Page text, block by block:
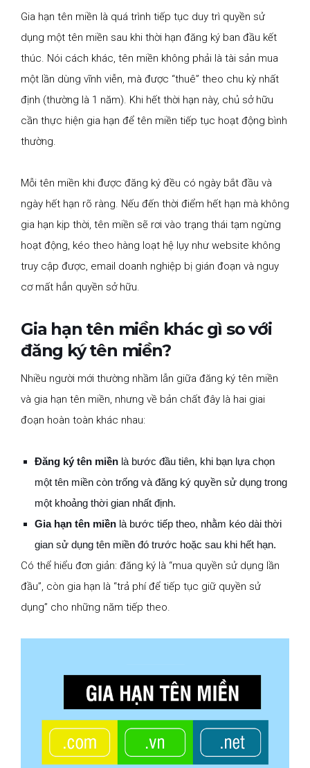
Gia hạn tên miền là quá trình tiếp tục duy trì quyền sử
dụng một tên miền sau khi thời hạn đăng ký ban đầu kết
thúc. Nói cách khác, tên miền không phải là tài sản mua
một lần dùng vĩnh viễn, mà được “thuê” theo chu kỳ nhất
định (thường là 1 năm). Khi hết thời hạn này, chủ sở hữu
cần thực hiện gia hạn để tên miền tiếp tục hoạt động bình
thường.
Mỗi tên miền khi được đăng ký đều có ngày bắt đầu và
ngày hết hạn rõ ràng. Nếu đến thời điểm hết hạn mà không
gia hạn kịp thời, tên miền sẽ rơi vào trạng thái tạm ngừng
hoạt động, kéo theo hàng loạt hệ lụy như website không
truy cập được, email doanh nghiệp bị gián đoạn và nguy
cơ mất hẳn quyền sở hữu.
Gia hạn tên miền khác gì so với
đăng ký tên miền?
Nhiều người mới thường nhầm lẫn giữa đăng ký tên miền
và gia hạn tên miền, nhưng về bản chất đây là hai giai
đoạn hoàn toàn khác nhau:
Đăng ký tên miền là bước đầu tiên, khi bạn lựa chọn
một tên miền còn trống và đăng ký quyền sử dụng trong
một khoảng thời gian nhất định.
Gia hạn tên miền là bước tiếp theo, nhằm kéo dài thời
gian sử dụng tên miền đó trước hoặc sau khi hết hạn.
Có thể hiểu đơn giản: đăng ký là “mua quyền sử dụng lần
đầu”, còn gia hạn là “trả phí để tiếp tục giữ quyền sử
dụng” cho những năm tiếp theo.